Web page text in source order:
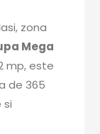
zona
Mega
mp, este
de 365
si